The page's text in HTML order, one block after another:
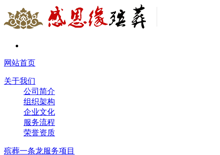
网站首页
关于我们
公司简介
组织架构
企业文化
服务流程
荣誉资质
殡葬一条龙服务项目